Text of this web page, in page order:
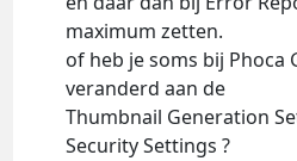
maximum zetten.
of heb je soms bij Phoca
veranderd aan de
Thumbnail Generation
Security Settings ?